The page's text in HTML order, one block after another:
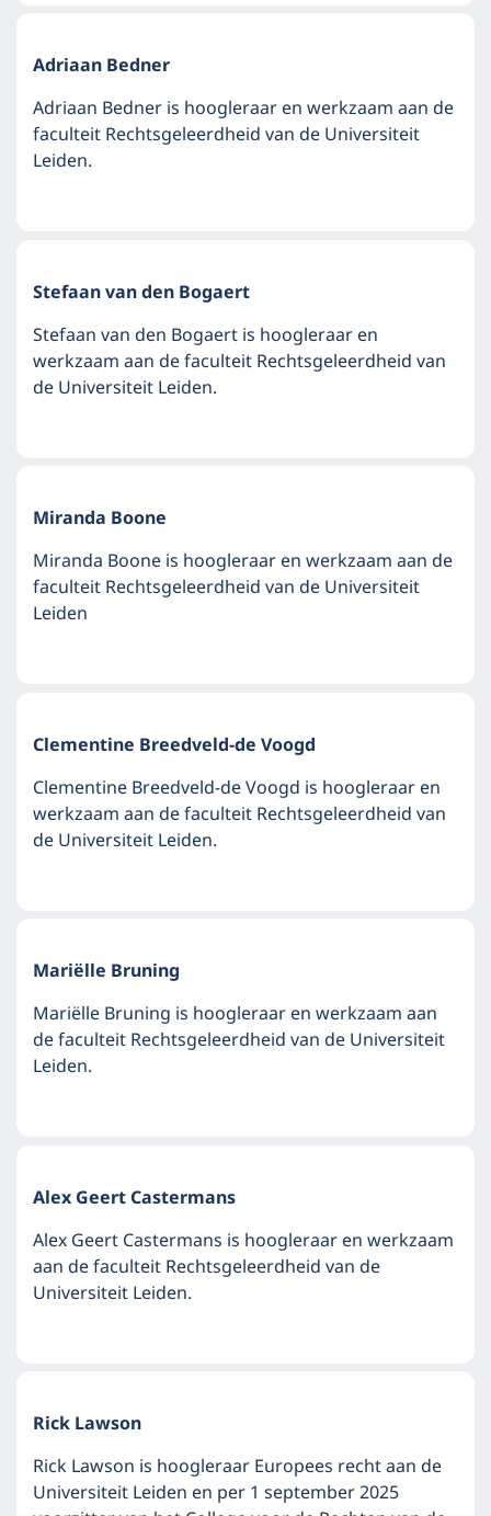
Adriaan Bedner
Adriaan Bedner is hoogleraar en werkzaam aan de
faculteit Rechtsgeleerdheid van de Universiteit
Leiden.
Stefaan van den Bogaert
Stefaan van den Bogaert is hoogleraar en
werkzaam aan de faculteit Rechtsgeleerdheid van
de Universiteit Leiden.
Miranda Boone
Miranda Boone is hoogleraar en werkzaam aan de
faculteit Rechtsgeleerdheid van de Universiteit
Leiden
Clementine Breedveld-de Voogd
Clementine Breedveld-de Voogd is hoogleraar en
werkzaam aan de faculteit Rechtsgeleerdheid van
de Universiteit Leiden.
Mariëlle Bruning
Mariëlle Bruning is hoogleraar en werkzaam aan
de faculteit Rechtsgeleerdheid van de Universiteit
Leiden.
Alex Geert Castermans
Alex Geert Castermans is hoogleraar en werkzaam
aan de faculteit Rechtsgeleerdheid van de
Universiteit Leiden.
Rick Lawson
Rick Lawson is hoogleraar Europees recht aan de
Universiteit Leiden en per 1 september 2025